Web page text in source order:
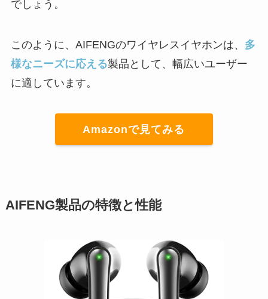
でしょう。
このように、AIFENGのワイヤレスイヤホンは、 多
様なニーズに応える製品として、幅広いユーザー
に適しています。
Amazonで見てみる
AIFENG製品の特徴と性能